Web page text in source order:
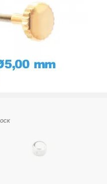
montre pas chère